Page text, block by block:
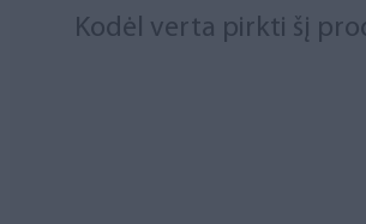
Kodėl verta pirkti šį